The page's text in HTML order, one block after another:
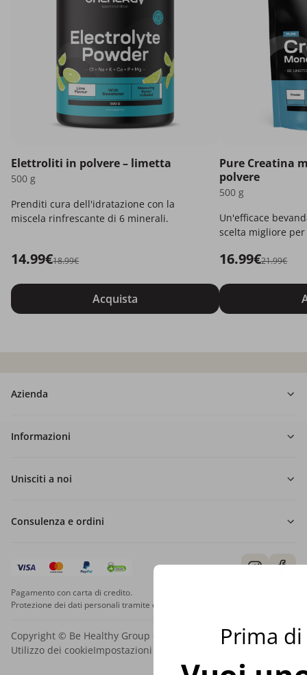
Elettroliti in polvere – limetta
500 g
Prenditi cura dell'idratazione con la
miscela rinfrescante di 6 minerali.
14.99€18.99€
Acquista
Pure Creatina
polvere
500 g
Un'efficace
scelta migliore
16.99€21.99€
Azienda
Informazioni
Unisciti a noi
Consulenza e ordini
Pagamento con carta di credito.
Protezione dei dati personali tramite crittografia SSL.
Copyright © Be Healthy Group d.o.o. 2012 - 2026
Utilizzo dei cookieImpostazioni dei cookie Prima